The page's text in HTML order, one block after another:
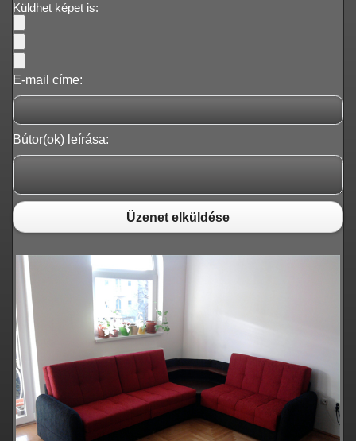
Küldhet képet is:
E-mail címe:
Bútor(ok) leírása:
Üzenet elküldése